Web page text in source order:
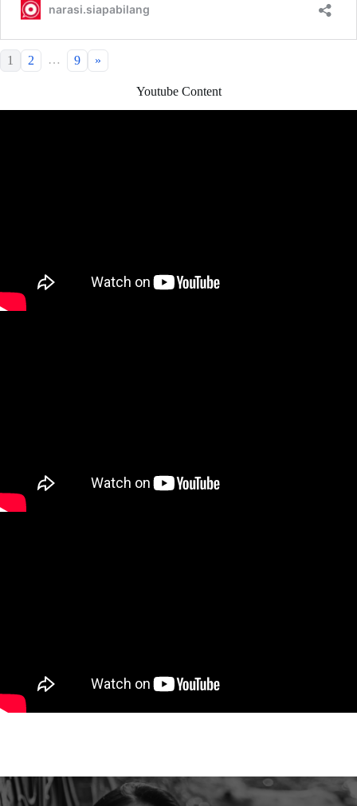
1 2 … 9 »
Youtube Content